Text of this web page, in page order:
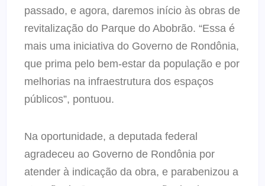
passado, e agora, daremos início às obras de
revitalização do Parque do Abobrão. “Essa é
mais uma iniciativa do Governo de Rondônia,
que prima pelo bem-estar da população e por
melhorias na infraestrutura dos espaços
públicos”, pontuou.
Na oportunidade, a deputada federal
agradeceu ao Governo de Rondônia por
atender à indicação da obra, e parabenizou a